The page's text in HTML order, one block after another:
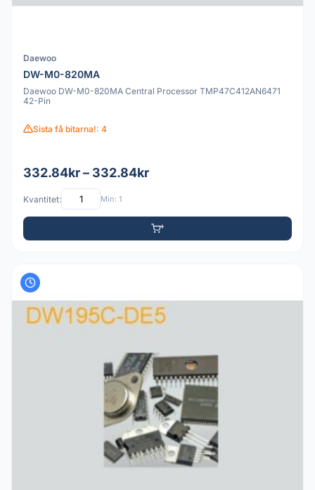
Daewoo
DW-M0-820MA
Daewoo DW-M0-820MA Central Processor TMP47C412AN6471
42-Pin
Sista få bitarna!: 4
332.84kr – 332.84kr
Kvantitet: Min: 1